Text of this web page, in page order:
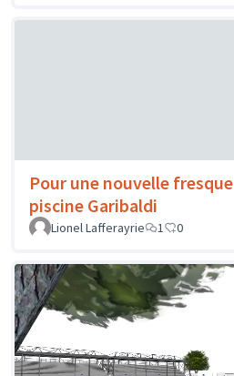
Pour une nouvelle fresque
piscine Garibaldi
Lionel Lafferayrie
1 0